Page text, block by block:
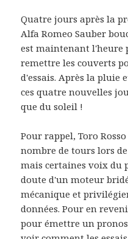
Quatre jours après la
Alfa Romeo Sauber
est maintenant l'heure
remettre les couverts
d'essais. Après la pluie
ces quatre nouvelles
que du soleil !
Pour rappel, Toro
nombre de tours lors
mais certaines voix du
doute d'un moteur
mécanique et
données. Pour en
pour émettre un